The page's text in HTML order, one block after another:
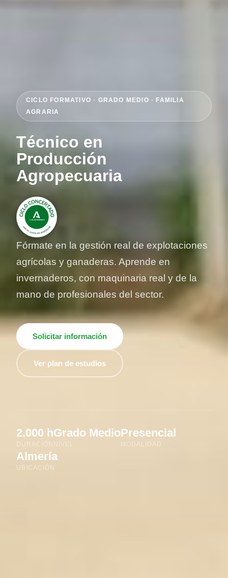
CICLO FORMATIVO · GRADO MEDIO · FAMILIA
AGRARIA
Técnico en
Producción
Agropecuaria
Fórmate en la gestión real de explotaciones
agrícolas y ganaderas. Aprende en
invernaderos, con maquinaria real y de la
mano de profesionales del sector.
Solicitar información
Ver plan de estudios
2.000 h
DURACIÓN
Grado Medio
NIVEL
Presencial
MODALIDAD
Almería
UBICACIÓN